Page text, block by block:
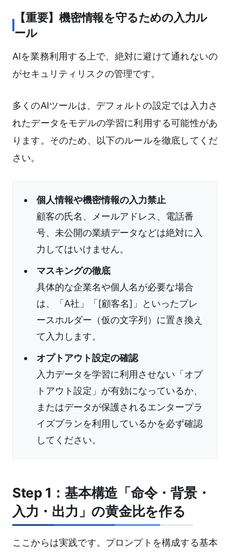
【重要】機密情報を守るための入力ル
ール
AIを業務利用する上で、絶対に避けて通れないの
がセキュリティリスクの管理です。
多くのAIツールは、デフォルトの設定では入力さ
れたデータをモデルの学習に利用する可能性があ
ります。そのため、以下のルールを徹底してくだ
さい。
個人情報や機密情報の入力禁止
顧客の氏名、メールアドレス、電話番
号、未公開の業績データなどは絶対に入
力してはいけません。
マスキングの徹底
具体的な企業名や個人名が必要な場合
は、「A社」「[顧客名]」といったプレ
ースホルダー（仮の文字列）に置き換え
て入力します。
オプトアウト設定の確認
入力データを学習に利用させない「オプ
トアウト設定」が有効になっているか、
またはデータが保護されるエンタープラ
イズプランを利用しているかを必ず確認
してください。
Step 1：基本構造「命令・背景・
入力・出力」の黄金比を作る
ここからは実践です。プロンプトを構成する基本